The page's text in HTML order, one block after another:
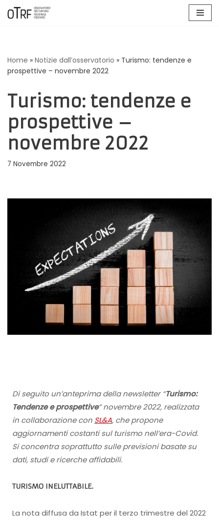
Home » Notizie dall’osservatorio » Turismo: tendenze e
prospettive – novembre 2022
Turismo: tendenze e
prospettive –
novembre 2022
7 Novembre 2022
Di seguito un’anteprima della newsletter “Turismo:
Tendenze e prospettive” novembre 2022, realizzata
in collaborazione con SL&A, che propone
aggiornamenti costanti sul turismo nell’era-Covid.
Si concentra soprattutto sulle previsioni basate su
dati, studi e ricerche affidabili.
TURISMO INELUTTABILE.
La nota diffusa da Istat per il terzo trimestre del 2022